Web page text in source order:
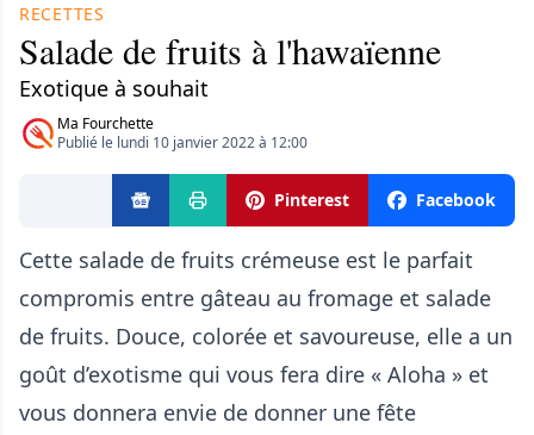
RECETTES
Salade de fruits à l'hawaïenne
Exotique à souhait
Ma Fourchette
Publié le lundi 10 janvier 2022 à 12:00
Pinterest Facebook
Cette salade de fruits crémeuse est le parfait
compromis entre gâteau au fromage et salade
de fruits. Douce, colorée et savoureuse, elle a un
goût d’exotisme qui vous fera dire « Aloha » et
vous donnera envie de donner une fête